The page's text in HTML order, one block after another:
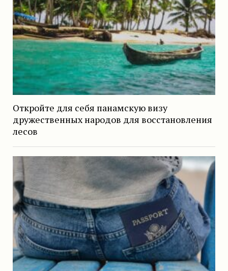
Откройте для себя панамскую визу
дружественных народов для восстановления
лесов